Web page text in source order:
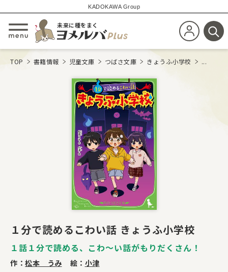
KADOKAWA Group
メニューを開閉する
未来に種をまく
新規会員登
検
TOP 書籍情報 児童文庫 つばさ文庫 きょうふ小学校 ...
１分で読めるこわい話 きょうふ小学校
１話１分で読める、こわ～い話がもりだくさん！
作： 松本 うみ 絵： 小津